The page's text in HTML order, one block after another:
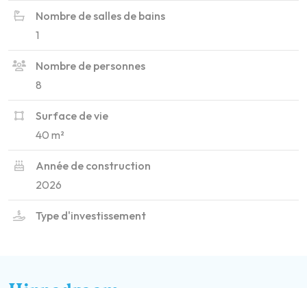
Nombre de salles de bains
1
Nombre de personnes
8
Surface de vie
40 m²
Année de construction
2026
Type d'investissement